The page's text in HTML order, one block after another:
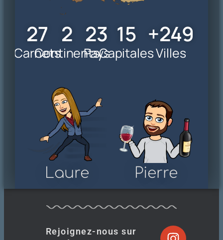
Carnets
28
Continents
3
Pays
24
Capitales
16
Villes
+250
Laure Pierre
Rejoignez-nous sur